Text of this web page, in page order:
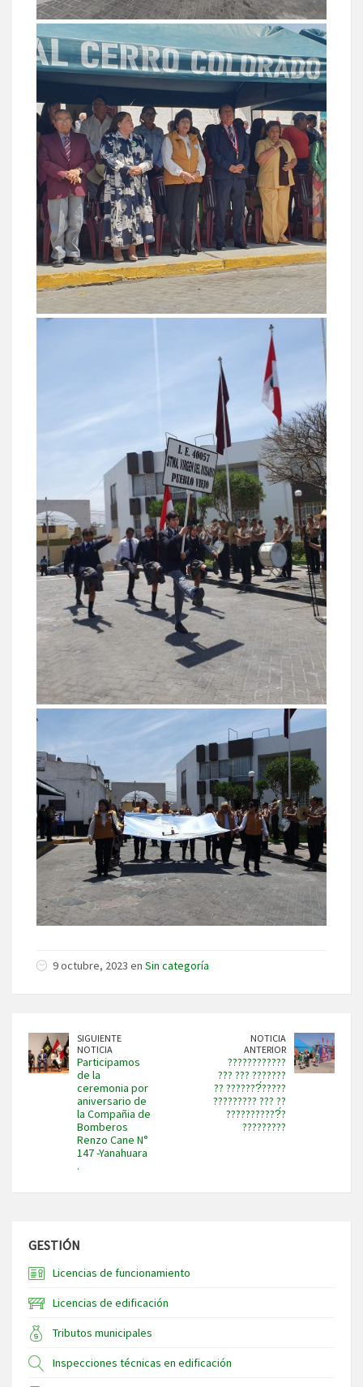
9 octubre, 2023 en Sin categoría
SIGUIENTE
NOTICIA
Participamos
de la
ceremonia por
aniversario de
la Compañia de
Bomberos
Renzo Cane N°
147 -Yanahuara
.
NOTICIA
ANTERIOR
????????????
??? ??? ???????
?? ???????́?????
????????? ??? ??
???????????́?
?????????
GESTIÓN
Licencias de funcionamiento
Licencias de edificación
Tributos municipales
Inspecciones técnicas en edificación